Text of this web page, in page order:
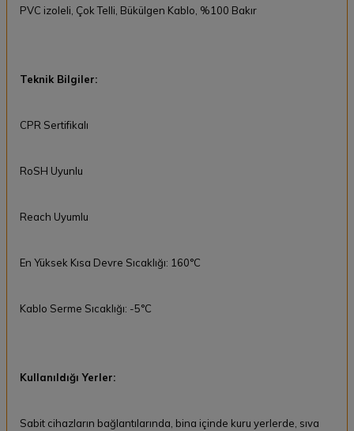
PVC izoleli, Çok Telli, Bükülgen Kablo, %100 Bakır
Teknik Bilgiler:
CPR Sertifikalı
RoSH Uyunlu
Reach Uyumlu
En Yüksek Kısa Devre Sıcaklığı: 160°C
Kablo Serme Sıcaklığı: -5°C
Kullanıldığı Yerler:
Sabit cihazların bağlantılarında, bina içinde kuru yerlerde, sıva